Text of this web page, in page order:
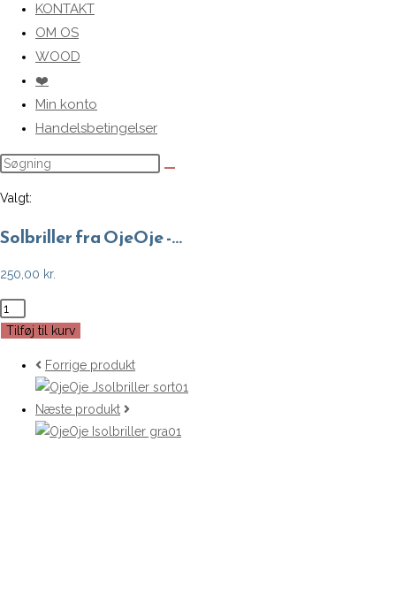
search
KONTAKT
OM OS
WOOD
❤️
Min konto
Handelsbetingelser
Valgt:
Solbriller fra OjeOje -…
250,00 kr.
Solbriller
fra
(Model
Tilføj til kurv
Forrige produkt
Næste produkt